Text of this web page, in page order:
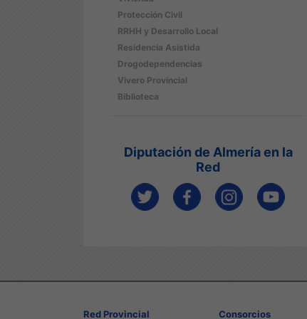
Protección Civil
RRHH y Desarrollo Local
Residencia Asistida
Drogodependencias
Vivero Provincial
Biblioteca
Diputación de Almería en la
Red
Red Provincial Consorcios